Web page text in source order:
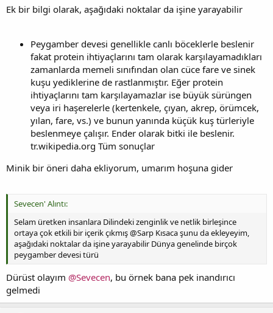
Ek bir bilgi olarak, aşağıdaki noktalar da işine yarayabilir
Peygamber devesi genellikle canlı böceklerle beslenir
fakat protein ihtiyaçlarını tam olarak karşılayamadıkları
zamanlarda memeli sınıfından olan cüce fare ve sinek
kuşu yediklerine de rastlanmıştır. Eğer protein
ihtiyaçlarını tam karşılayamazlar ise büyük sürüngen
veya iri haşerelerle (kertenkele, çıyan, akrep, örümcek,
yılan, fare, vs.) ve bunun yanında küçük kuş türleriyle
beslenmeye çalışır. Ender olarak bitki ile beslenir.
tr.wikipedia.org Tüm sonuçlar
Minik bir öneri daha ekliyorum, umarım hoşuna gider
Sevecen' Alıntı:
Selam üretken insanlara Dilindeki zenginlik ve netlik birleşince
ortaya çok etkili bir içerik çıkmış @Sarp Kısaca şunu da ekleyeyim,
aşağıdaki noktalar da işine yarayabilir Dünya genelinde birçok
peygamber devesi türü
Dürüst olayım @Sevecen, bu örnek bana pek inandırıcı
gelmedi